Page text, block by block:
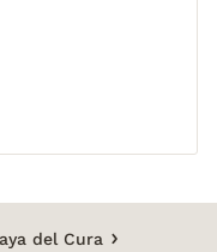
del Cura